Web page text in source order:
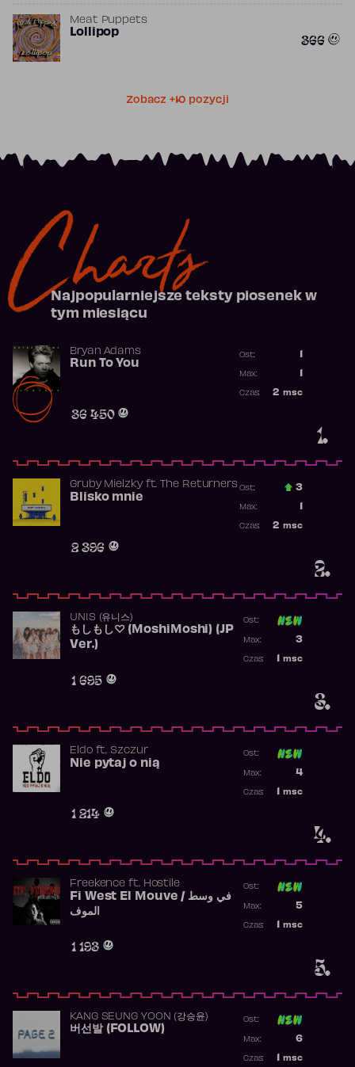
Meat Puppets
Lollipop 366
Zobacz +10 pozycji
Charts
Najpopularniejsze teksty piosenek w
tym miesiącu
1.
Bryan Adams
Run To You
36 450
Ost.:
Max:
2 msc
Czas:
2.
Gruby Mielzkyft. The Returners
Blisko mnie
2 396
Ost.: 3
Max:
2 msc
Czas:
3.
UNIS (유니스)
もしもし♡ (MoshiMoshi) (JP
Ver.)
1 695
Ost:
3
Max:
msc
Czas:
4.
Eldoft. Szczur
Nie pytaj o nią
1 214
Ost:
4
Max:
msc
Czas:
5.
Freekence ft. Hostile
Fi West El Mouve / في وسط
الموف
1 193
Ost:
5
Max:
msc
Czas:
KANG SEUNG YOON (강승윤)
버선발 (FOLLOW)
Ost:
6
Max:
msc
Czas: